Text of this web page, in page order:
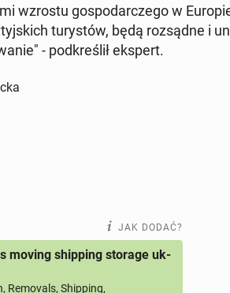
wzrostu go­spo­dar­cze­go w
tu­ry­stów, będą roz­sąd­ne i
- pod­kre­ślił ekspert.
JAK DODAĆ?
moving shipping storage uk-
Removals, Shipping,